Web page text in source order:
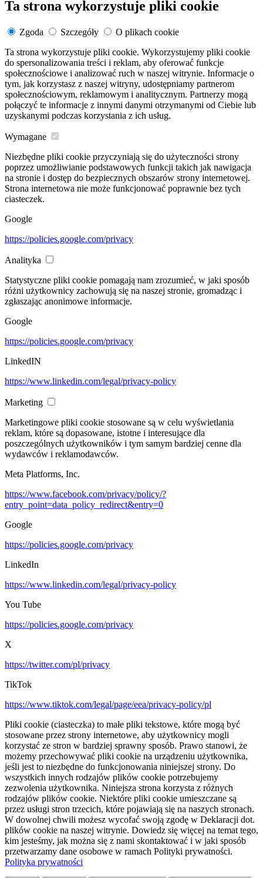
Ta strona wykorzystuje pliki cookie
Zgoda Szczegóły
O plikach cookie
Ta strona wykorzystuje pliki cookie. Wykorzystujemy pliki cookie
do spersonalizowania treści i reklam, aby oferować funkcje
społecznościowe i analizować ruch w naszej witrynie. Informacje o
tym, jak korzystasz z naszej witryny, udostępniamy partnerom
społecznościowym, reklamowym i analitycznym. Partnerzy mogą
połączyć te informacje z innymi danymi otrzymanymi od Ciebie lub
uzyskanymi podczas korzystania z ich usług.
Wymagane
Niezbędne pliki cookie przyczyniają się do użyteczności strony
poprzez umożliwianie podstawowych funkcji takich jak nawigacja
na stronie i dostęp do bezpiecznych obszarów strony internetowej.
Strona internetowa nie może funkcjonować poprawnie bez tych
ciasteczek.
Google
https://policies.google.com/privacy
Analityka
Statystyczne pliki cookie pomagają nam zrozumieć, w jaki sposób
różni użytkownicy zachowują się na naszej stronie, gromadząc i
zgłaszając anonimowe informacje.
Google
https://policies.google.com/privacy
LinkedIN
https://www.linkedin.com/legal/privacy-policy
Marketing
Marketingowe pliki cookie stosowane są w celu wyświetlania
reklam, które są dopasowane, istotne i interesujące dla
poszczególnych użytkowników i tym samym bardziej cenne dla
wydawców i reklamodawców.
Meta Platforms, Inc.
https://www.facebook.com/privacy/policy/?
entry_point=data_policy_redirect&entry=0
Google
https://policies.google.com/privacy
LinkedIn
https://www.linkedin.com/legal/privacy-policy
You Tube
https://policies.google.com/privacy
X
https://twitter.com/pl/privacy
TikTok
https://www.tiktok.com/legal/page/eea/privacy-policy/pl
Pliki cookie (ciasteczka) to małe pliki tekstowe, które mogą być
stosowane przez strony internetowe, aby użytkownicy mogli
korzystać ze stron w bardziej sprawny sposób. Prawo stanowi, że
możemy przechowywać pliki cookie na urządzeniu użytkownika,
jeśli jest to niezbędne do funkcjonowania niniejszej strony. Do
wszystkich innych rodzajów plików cookie potrzebujemy
zezwolenia użytkownika. Niniejsza strona korzysta z różnych
rodzajów plików cookie. Niektóre pliki cookie umieszczane są
przez usługi stron trzecich, które pojawiają się na naszych stronach.
W dowolnej chwili możesz wycofać swoją zgodę w Deklaracji dot.
plików cookie na naszej witrynie. Dowiedz się więcej na temat tego,
kim jesteśmy, jak można się z nami skontaktować i w jaki sposób
przetwarzamy dane osobowe w ramach Polityki prywatności.
Polityka prywatności